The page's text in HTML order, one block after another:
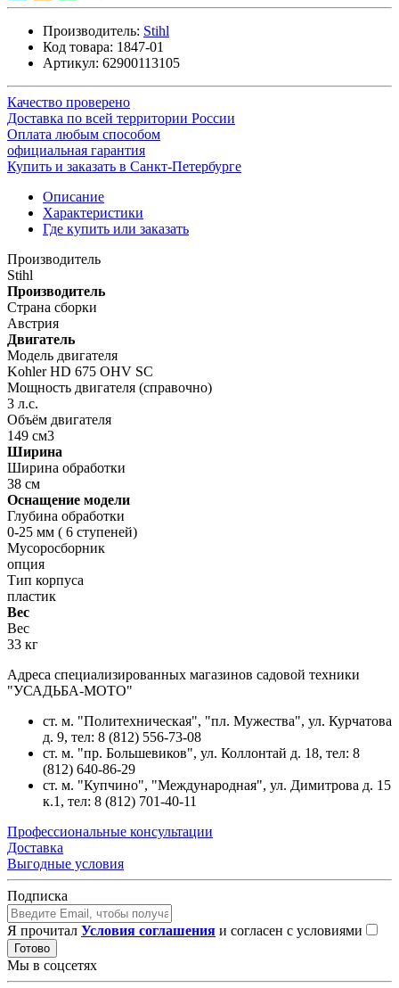
Производитель: Stihl
Код товара: 1847-01
Артикул: 62900113105
Качество проверено
Доставка по всей территории России
Оплата любым способом
официальная гарантия
Купить и заказать в Санкт-Петербурге
Описание
Характеристики
Где купить или заказать
Производитель
Stihl
Производитель
Страна сборки
Австрия
Двигатель
Модель двигателя
Kohler HD 675 OHV SC
Мощность двигателя (справочно)
3 л.с.
Объём двигателя
149 см3
Ширина
Ширина обработки
38 см
Оснащение модели
Глубина обработки
0-25 мм ( 6 ступеней)
Мусоросборник
опция
Тип корпуса
пластик
Вес
Вес
33 кг
Адреса специализированных магазинов садовой техники
"УСАДЬБА-МОТО"
ст. м. "Политехническая", "пл. Мужества", ул. Курчатова
д. 9, тел: 8 (812) 556-73-08
ст. м. "пр. Большевиков", ул. Коллонтай д. 18, тел: 8
(812) 640-86-29
ст. м. "Купчино", "Международная", ул. Димитрова д. 15
к.1 , тел: 8 (812) 701-40-11
Профессиональные консультации
Доставка
Выгодные условия
Подписка
Я прочитал Условия соглашения и согласен с условиями
Готово
Мы в соцсетях